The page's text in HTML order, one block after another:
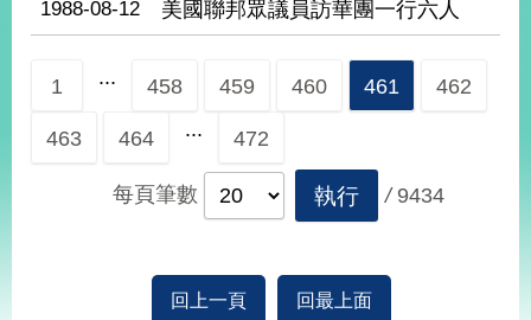
為
1988-08-12 美國聯邦眾議員訪華團一行六人
1 ... 458 459 460 461 462
463 464 ... 472
每頁筆數 執行 / 9434
回上一頁 回最上面